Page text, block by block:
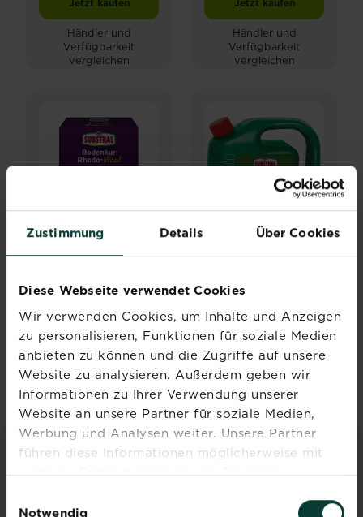
Zustimmung Details Über Cookies
Diese Webseite verwendet Cookies
Wir verwenden Cookies, um Inhalte und Anzeigen
zu personalisieren, Funktionen für soziale Medien
anbieten zu können und die Zugriffe auf unsere
Website zu analysieren. Außerdem geben wir
Informationen zu Ihrer Verwendung unserer
Website an unsere Partner für soziale Medien,
Werbung und Analysen weiter. Unsere Partner
führen diese Informationen möglicherweise mit
weiteren Daten zusammen, die Sie ihnen
Nutzung der Dienste gesammelt haben.
Notwendig
Jetzt kaufenSUBSTRAL® Thuja-Vital
Händler und
Verfügbarkeit
vergleichen
Jetzt kaufenSUBSTRAL®
Händler und
Verfügbarkeit
vergleichen
SUBSTRAL®
Vital
Jetzt kaufenSUBSTRAL® Bodenkur Rhodo-Vital
Händler und
vergleichen
SUBSTRAL®
Universal Flüssig
Jetzt kaufenSUBSTRAL®
Händler und
vergleichen
INSPIRATION & RATGEBER